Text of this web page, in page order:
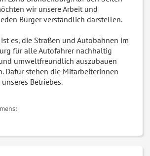
wir unsere Arbeit und
Bürger verständlich darstellen.
es, die Straßen und Autobahnen im
für alle Autofahrer nachhaltig
umweltfreundlich auszubauen
Dafür stehen die Mitarbeiterinnen
Betriebes.